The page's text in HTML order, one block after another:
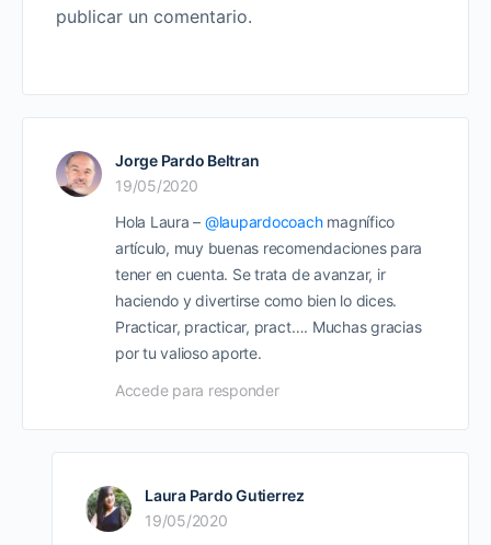
publicar un comentario.
Jorge Pardo Beltran
19/05/2020
Hola Laura – @laupardocoachmagnífico
artículo, muy buenas recomendaciones para
tener en cuenta. Se trata de avanzar, ir
haciendo y divertirse como bien lo dices.
Practicar, practicar, pract…. Muchas gracias
por tu valioso aporte.
Accede para responder
Laura Pardo Gutierrez
19/05/2020